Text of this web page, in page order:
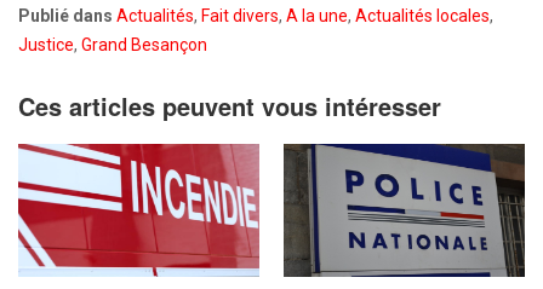
Publié dans Actualités, Fait divers, A la une, Actualités locales,
Justice, Grand Besançon
Ces articles peuvent vous intéresser